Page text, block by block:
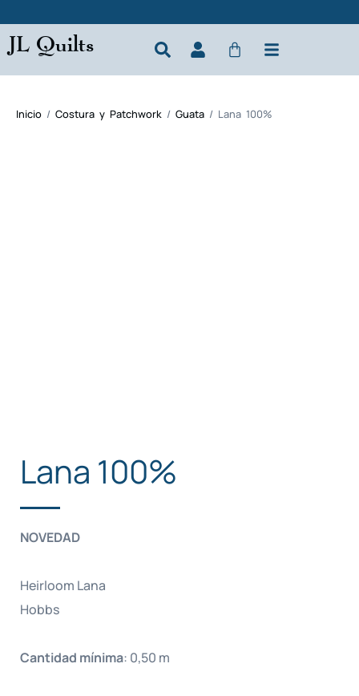
JL Quilts
Inicio / Costura y Patchwork / Guata / Lana 100%
Lana 100%
NOVEDAD
Heirloom Lana
Hobbs
Cantidad mínima: 0,50 m